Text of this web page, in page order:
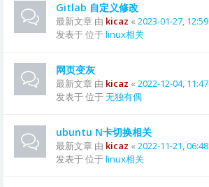
Gitlab 自定义修改
最新文章 由 kicaz « 2023-01-27, 12:59
发表于 位于linux相关
网页变灰
最新文章 由 kicaz « 2022-12-04, 11:47
发表于 位于无独有偶
ubuntu N卡切换相关
最新文章 由 kicaz « 2022-11-21, 06:48
发表于 位于linux相关